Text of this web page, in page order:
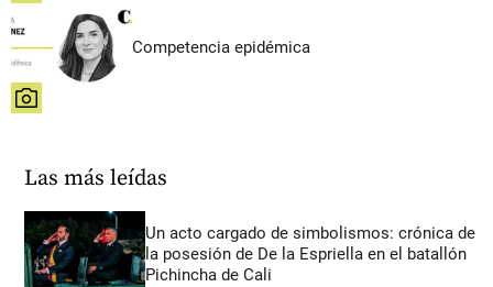
Competencia epidémica
share
Las más leídas
Un acto cargado de simbolismos: crónica de
la posesión de De la Espriella en el batallón
Pichincha de Cali